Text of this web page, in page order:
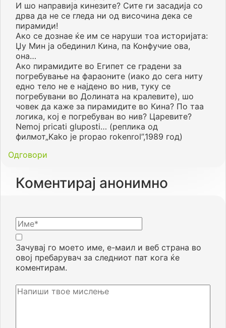
И шо направија кинезите? Сите ги засадија со
дрва да не се гледа ни од височина дека се
пирамиди!
Ако се дознае ќе им се наруши тоа историјата:
Џу Мин ја обединил Кина, па Конфучие ова,
она…
Ако пирамидите во Египет се градени за
погребување на фараоните (иако до сега ниту
едно тело не е најдено во нив, туку се
погребувани во Долината на кралевите), шо
човек да каже за пирамидите во Кина? По таа
логика, кој е погребуван во нив? Царевите?
Nemoj pricati gluposti… (реплика од
филмот„Kako je propao rokenrol”,1989 год)
Одговори
Коментирај анонимно
Зачувај го моето име, е-маил и веб страна во
овој пребарувач за следниот пат кога ќе
коментирам.